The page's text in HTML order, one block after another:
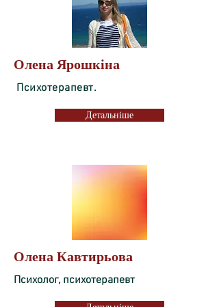
Олена Ярошкіна
Психотерапевт.
Детальніше
Олена Кавтирьова
Психолог, психотерапевт